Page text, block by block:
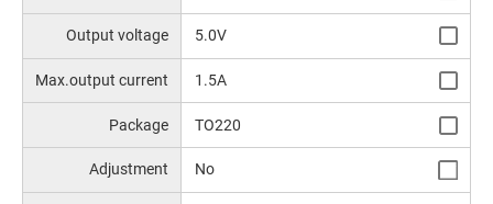
Output voltage 5.0V
Max.output current 1.5A
Package TO220
Аdjustment No